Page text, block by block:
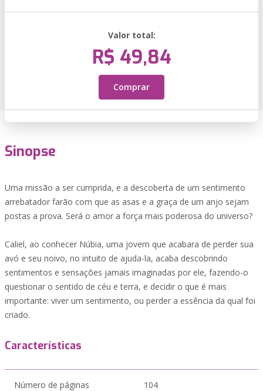
Valor total:
R$ 49,84
Comprar
Sinopse
Uma missão a ser cumprida, e a descoberta de um sentimento
arrebatador farão com que as asas e a graça de um anjo sejam
postas a prova. Será o amor a força mais poderosa do universo?
Caliel, ao conhecer Núbia, uma jovem que acabara de perder sua
avó e seu noivo, no intuito de ajuda-la, acaba descobrindo
sentimentos e sensações jamais imaginadas por ele, fazendo-o
questionar o sentido de céu e terra, e decidir o que é mais
importante: viver um sentimento, ou perder a essência da qual foi
criado.
Características
Número de páginas 104